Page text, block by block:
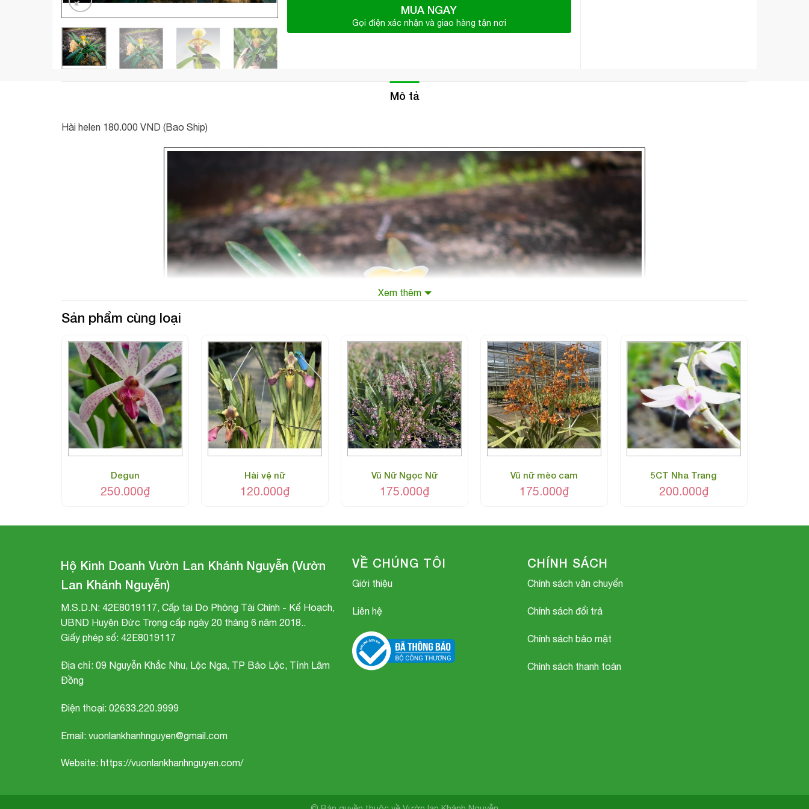
MUA NGAY
Gọi điện xác nhận và giao hàng tận nơi
Mô tả
Hài helen 180.000 VND (Bao Ship)
Hài Helen
Xem thêm
Sản phẩm cùng loại
Degun
250.000₫
Hài vệ nữ
120.000₫
Vũ Nữ Ngọc Nữ
175.000₫
Vũ nữ mèo cam
175.000₫
5CT Nha Trang
200.000₫
Hộ Kinh Doanh Vườn Lan Khánh Nguyễn (Vườn
Lan Khánh Nguyễn)
M.S.D.N: 42E8019117, Cấp tại Do Phòng Tài Chính - Kế Hoạch,
UBND Huyện Đức Trọng cấp ngày 20 tháng 6 năm 2018..
Giấy phép số: 42E8019117
Địa chỉ: 09 Nguyễn Khắc Nhu, Lộc Nga, TP Bảo Lộc, Tỉnh Lâm
Đồng
Điện thoại: 02633.220.9999
Email: vuonlankhanhnguyen@gmail.com
Website: https://vuonlankhanhnguyen.com/
VỀ CHÚNG TÔI
Giới thiệu
Liên hệ
CHÍNH SÁCH
Chính sách vận chuyển
Chính sách đổi trả
Chính sách bảo mật
Chính sách thanh toán